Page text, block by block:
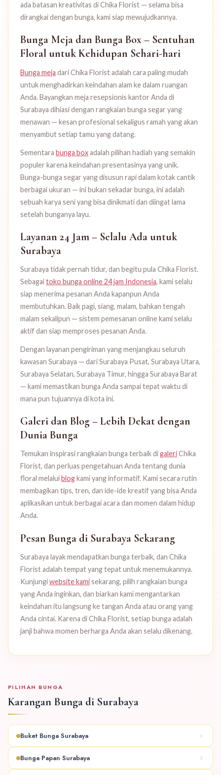
ada batasan kreativitas di Chika Florist — selama bisa
dirangkai dengan bunga, kami siap mewujudkannya.
Bunga Meja dan Bunga Box – Sentuhan
Floral untuk Kehidupan Sehari-hari
Bunga meja dari Chika Florist adalah cara paling mudah
untuk menghadirkan keindahan alam ke dalam ruangan
Anda. Bayangkan meja resepsionis kantor Anda di
Surabaya dihiasi dengan rangkaian bunga segar yang
menawan — kesan profesional sekaligus ramah yang akan
menyambut setiap tamu yang datang.
Sementara bunga boxadalah pilihan hadiah yang semakin
populer karena keindahan presentasinya yang unik.
Bunga-bunga segar yang disusun rapi dalam kotak cantik
berbagai ukuran — ini bukan sekadar bunga, ini adalah
sebuah karya seni yang bisa dinikmati dan diingat lama
setelah bunganya layu.
Layanan 24 Jam – Selalu Ada untuk
Surabaya
Surabaya tidak pernah tidur, dan begitu pula Chika Florist.
Sebagaitoko bunga online 24 jam Indonesia, kami selalu
siap menerima pesanan Anda kapanpun Anda
membutuhkan. Baik pagi, siang, malam, bahkan tengah
malam sekalipun — sistem pemesanan online kami selalu
aktif dan siap memproses pesanan Anda.
Dengan layanan pengiriman yang menjangkau seluruh
kawasan Surabaya — dari Surabaya Pusat, Surabaya Utara,
Surabaya Selatan, Surabaya Timur, hingga Surabaya Barat
— kami memastikan bunga Anda sampai tepat waktu di
mana pun tujuannya di kota ini.
Galeri dan Blog – Lebih Dekat dengan
Dunia Bunga
Temukan inspirasi rangkaian bunga terbaik digaleriChika
Florist, dan perluas pengetahuan Anda tentang dunia
floral melaluiblogkami yang informatif. Kami secara rutin
membagikan tips, tren, dan ide-ide kreatif yang bisa Anda
aplikasikan untuk berbagai acara dan momen dalam hidup
Anda.
Pesan Bunga di Surabaya Sekarang
Surabaya layak mendapatkan bunga terbaik, dan Chika
Florist adalah tempat yang tepat untuk menemukannya.
Kunjungiwebsite kamisekarang, pilih rangkaian bunga
yang Anda inginkan, dan biarkan kami mengantarkan
keindahan itu langsung ke tangan Anda atau orang yang
Anda cintai. Karena di Chika Florist, setiap bunga adalah
janji bahwa momen berharga Anda akan selalu dikenang.
PILIHAN BUNGA
Karangan Bunga di Surabaya
Buket Bunga Surabaya
Bunga Papan Surabaya